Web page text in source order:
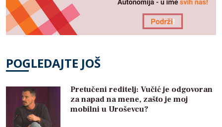
POGLEDAJTE JOŠ
Pretučeni reditelj: Vučić je odgovoran
za napad na mene, zašto je moj
mobilni u Uroševcu?